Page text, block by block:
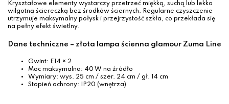
Kryształowe elementy wystarczy przetrzeć miękką, suchą lub lekko
wilgotną ściereczką bez środków ściernych. Regularne czyszczenie
utrzymuje maksymalny połysk i przejrzystość szkła, co przekłada się
na pełny efekt świetlny.
Dane techniczne – złota lampa ścienna glamour Zuma Line
Gwint: E14 × 2
Moc maksymalna: 40 W na źródło
Wymiary: wys. 25 cm / szer. 24 cm / gł. 14 cm
Stopień ochrony: IP20 (wnętrza)